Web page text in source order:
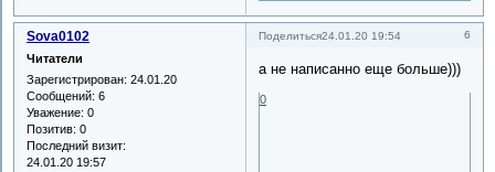
Поделиться 6
24.01.20 19:54
Sova0102
Читатели
Зарегистрирован: 24.01.20
Сообщений: 6
Уважение: 0
Позитив: 0
Последний визит:
24.01.20 19:57
а не написанно еще больше)))
0